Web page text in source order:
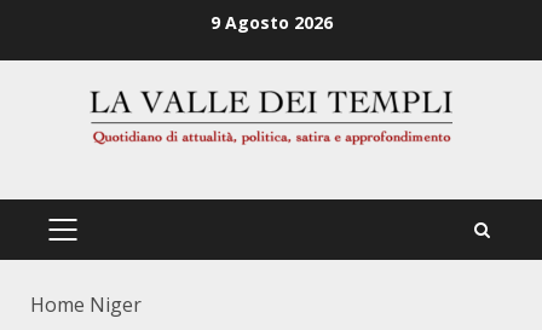
9 Agosto 2026
PRIMÄRES
Home Niger